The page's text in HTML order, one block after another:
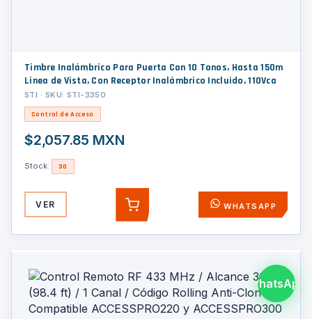
Timbre Inalámbrico Para Puerta Con 10 Tonos, Hasta 150m
Linea de Vista, Con Receptor Inalámbrico Incluido, 110Vca
STI · SKU: STI-3350
Control de Acceso
$2,057.85 MXN
Stock: 30
VER AGREGAR WHATSAPP
WhatsApp